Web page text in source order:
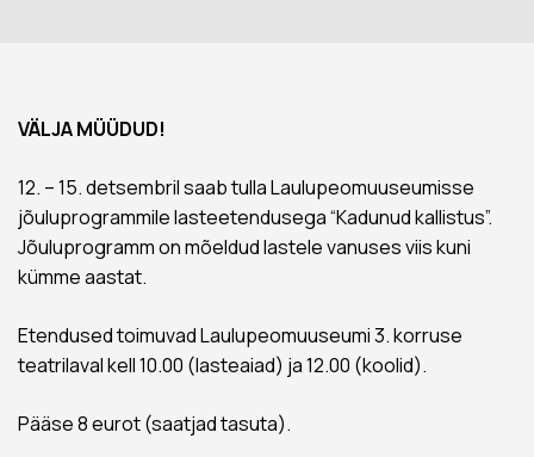
VÄLJA MÜÜDUD!
12. – 15. detsembril saab tulla Laulupeomuuseumisse
jõuluprogrammile lasteetendusega “Kadunud kallistus”.
Jõuluprogramm on mõeldud lastele vanuses viis kuni
kümme aastat.
Etendused toimuvad Laulupeomuuseumi 3. korruse
teatrilaval kell 10.00 (lasteaiad) ja 12.00 (koolid).
Pääse 8 eurot (saatjad tasuta).